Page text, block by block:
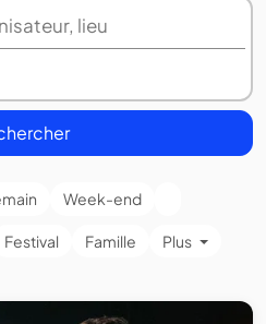
Week-end
Festival Famille Plus